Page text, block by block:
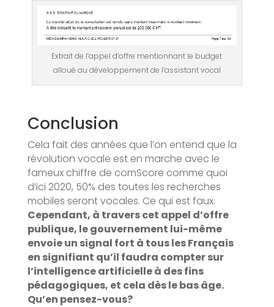
Extrait de l’appel d’offre mentionnant le budget
alloué au développement de l’assistant vocal
Conclusion
Cela fait des années que l’on entend que la
révolution vocale est en marche avec le
fameux chiffre de comScore comme quoi
d’ici 2020, 50% des toutes les recherches
mobiles seront vocales. Ce qui est faux.
Cependant, à travers cet appel d’offre
publique, le gouvernement lui-même
envoie un signal fort à tous les Français
en signifiant qu’il faudra compter sur
l’intelligence artificielle à des fins
pédagogiques, et cela dès le bas âge.
Qu’en pensez-vous?